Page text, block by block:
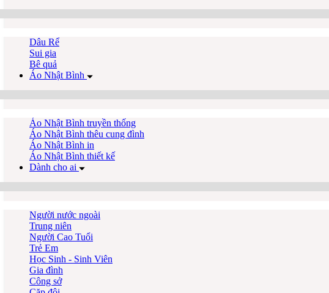
Dâu Rể
Sui gia
Bê quả
Áo Nhật Bình
Áo Nhật Bình truyền thống
Áo Nhật Bình thêu cung đình
Áo Nhật Bình in
Áo Nhật Bình thiết kế
Dành cho ai
Người nước ngoài
Trung niên
Người Cao Tuổi
Trẻ Em
Học Sinh - Sinh Viên
Gia đình
Công sở